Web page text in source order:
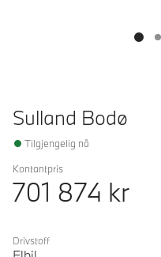
Sulland Bodø
Tilgjengelig nå
Kontantpris
701 874 kr
Drivstoff